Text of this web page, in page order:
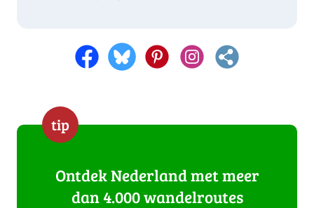
tip
Ontdek Nederland met meer
dan 4.000 wandelroutes